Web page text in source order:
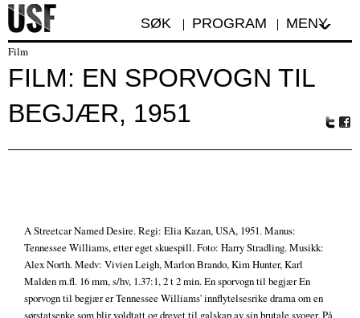
SØK PROGRAM MENY
Film
FILM: EN SPORVOGN TIL
BEGJÆR, 1951
A Streetcar Named Desire. Regi: Elia Kazan, USA, 1951. Manus:
Tennessee Williams, etter eget skuespill. Foto: Harry Stradling. Musikk:
Alex North. Medv: Vivien Leigh, Marlon Brando, Kim Hunter, Karl
Malden m.fl. 16 mm, s/hv, 1.37:1, 2 t 2 min. En sporvogn til begjær En
sporvogn til begjær er Tennessee Williams' innflytelsesrike drama om en
sørstatsenke som blir voldtatt og drevet til galskap av sin brutale svoger. På